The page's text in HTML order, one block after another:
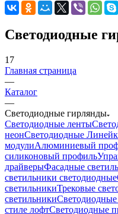
Светодиодные
17
Главная страница
—
Каталог
—
Светодиодные гирлянды
Светодиодные ленты
неонСветодиодные
модулиАлюминиевый
силиконовый профиль
драйверыФасадные
светильники светодиодные
светильникиТрековые
светильники
стиле лофтСветодиодные